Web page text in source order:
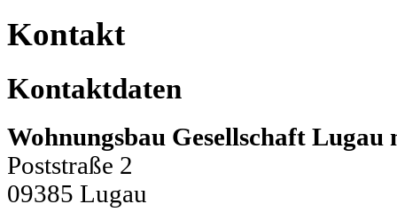
Kontakt
Kontaktdaten
Wohnungsbau Gesellschaft Lugau
Poststraße 2
09385 Lugau